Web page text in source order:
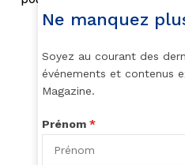
Crédit photo : Njabulo
Ne manquez
Soyez au courant des
événements et contenus
Magazine.
Prénom *